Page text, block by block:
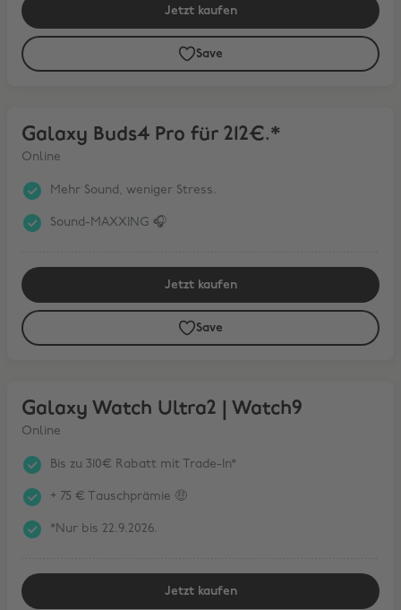
Jetzt kaufen
Save
Galaxy Buds4 Pro für 212€.*
Online
Mehr Sound, weniger Stress.
Sound-MAXXING 🎧
Jetzt kaufen
Save
Galaxy Watch Ultra2 | Watch9
Online
Bis zu 310€ Rabatt mit Trade-In*
+ 75 € Tauschprämie 🤑
*Nur bis 22.9.2026.
Jetzt kaufen